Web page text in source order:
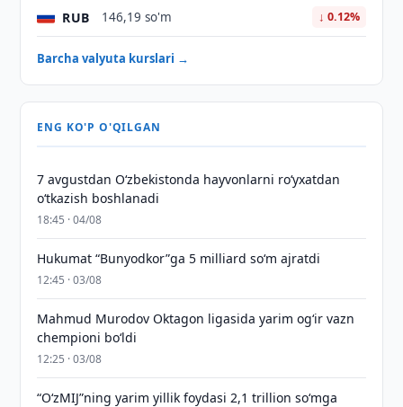
RUB 146,19 so'm ↓ 0.12%
Barcha valyuta kurslari →
ENG KO'P O'QILGAN
7 avgustdan O‘zbekistonda hayvonlarni ro‘yxatdan
o‘tkazish boshlanadi
18:45 · 04/08
Hukumat “Bunyodkor”ga 5 milliard so‘m ajratdi
12:45 · 03/08
Mahmud Murodov Oktagon ligasida yarim og‘ir vazn
chempioni bo‘ldi
12:25 · 03/08
“O‘zMIJ”ning yarim yillik foydasi 2,1 trillion so‘mga